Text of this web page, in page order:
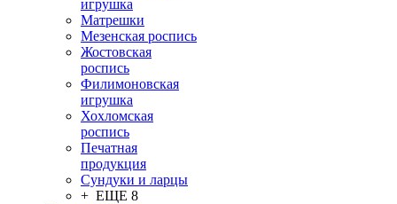
игрушка
Матрешки
Мезенская роспись
Жостовская
роспись
Филимоновская
игрушка
Хохломская
роспись
Печатная
продукция
Сундуки и ларцы
+ ЕЩЕ 8